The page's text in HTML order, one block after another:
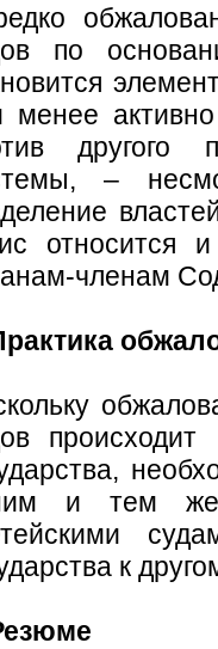
по
менее
другого
–
относится
членам
происходит
и тем же
к